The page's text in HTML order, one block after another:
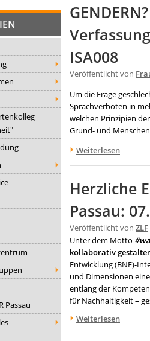
Passau
ISA008
Veröffentlicht von
Um die Frage
Sprachverboten in
welchen Prinzipien
Grund- und
Weiterlesen
Herzliche
Passau:
Veröffentlicht von ZLF
Unter dem Motto
kollaborativ
Entwicklung (BNE)-
und Dimensionen
entlang der
für Nachhaltigkeit –
Weiterlesen